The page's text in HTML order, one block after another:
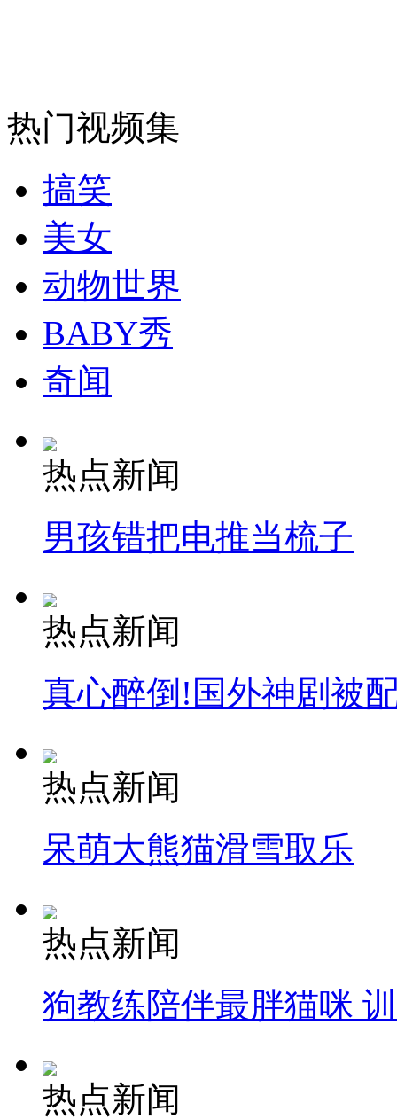
热门视频集
搞笑
美女
动物世界
BABY秀
奇闻
热点新闻
男孩错把电推当梳子
热点新闻
真心醉倒!国外神剧被
热点新闻
呆萌大熊猫滑雪取乐
热点新闻
狗教练陪伴最胖猫咪
热点新闻